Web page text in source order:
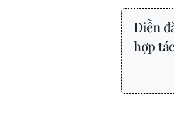
Diễn
hợp